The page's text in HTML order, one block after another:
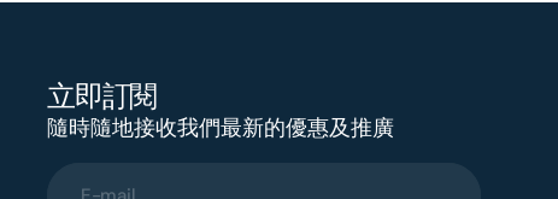
立即訂閱
隨時隨地接收我們最新的優惠及推廣